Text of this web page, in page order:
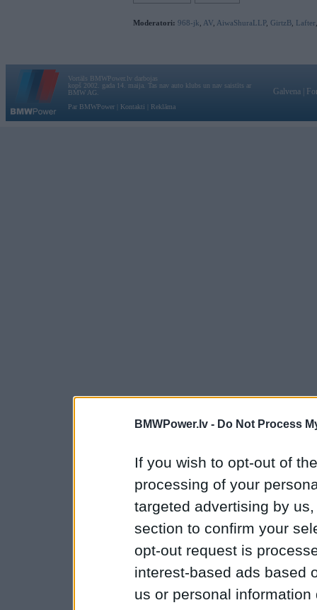
BMWPower.lv - Do Not Process
If you wish to opt-out of
processing of your
targeted advertising by
section to confirm your
opt-out request is
interest-based ads based
us or personal
Moderatori: 968-jk AV AiwaShuraLLP, GirtzB Lafter
Vortāls BMWPower.lv darbojas
kopš 2002. gada 14. maija. Tas nav auto klubs un nav saistīts ar
BMW AG.
Par BMWPower
Kontakti Reklāma
Galvena